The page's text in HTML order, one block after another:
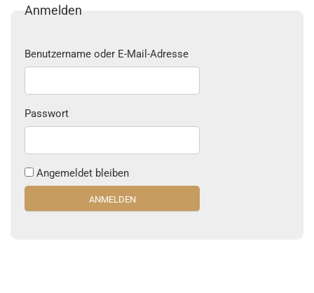
Anmelden
Benutzername oder E-Mail-Adresse
Passwort
Angemeldet bleiben